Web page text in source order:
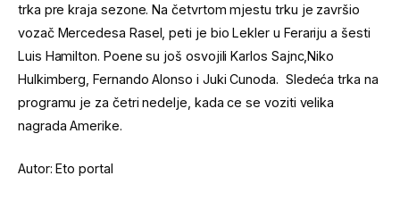
trka pre kraja sezone. Na četvrtom mjestu trku je završio
vozač Mercedesa Rasel, peti je bio Lekler u Ferariju a šesti
Luis Hamilton. Poene su još osvojili Karlos Sajnc,Niko
Hulkimberg, Fernando Alonso i Juki Cunoda. Sledeća trka na
programu je za četri nedelje, kada ce se voziti velika
nagrada Amerike.
Autor: Eto portal